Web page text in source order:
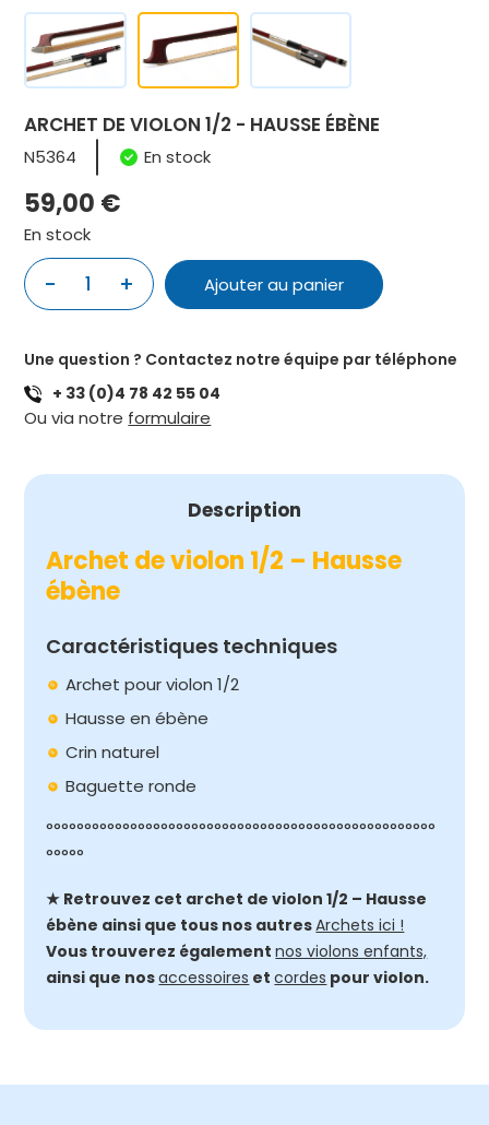
ARCHET DE VIOLON 1/2 - HAUSSE ÉBÈNE
N5364 En stock
59,00 €
En stock
-
quantité
DE
VIOLON
1/2
HAUSSE
1 + Ajouter au panier
Une question ? Contactez notre équipe par téléphone
+ 33 (0)4 78 42 55 04
Ou via notre formulaire
Description
Archet de violon 1/2 – Hausse
ébène
Caractéristiques techniques
Archet pour violon 1/2
Hausse en ébène
Crin naturel
Baguette ronde
°°°°°°°°°°°°°°°°°°°°°°°°°°°°°°°°°°°°°°°°°°°°°°°°°°°
°°°°°
★ Retrouvez cet archet de violon 1/2 – Hausse
ébène ainsi que tous nos autresArchets ici !
Vous trouverez égalementnos violons enfants,
ainsi que nosaccessoires etcordes pour violon.